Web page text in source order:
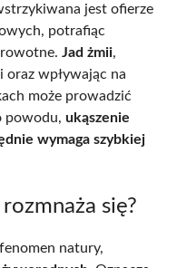
jest ofierze
potrafiąc
Jad żmii,
oraz wpływając na
może prowadzić
powodu, ukąszenie
wymaga szybkiej
się?
natury,